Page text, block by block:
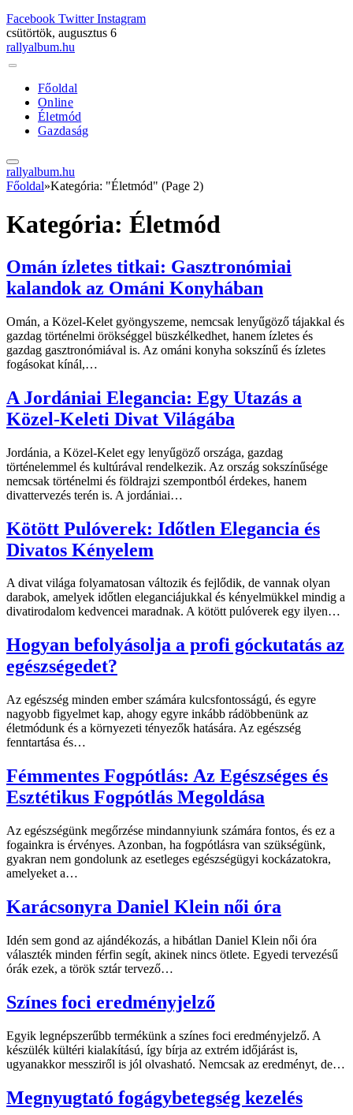
Facebook Twitter Instagram
csütörtök, augusztus 6
rallyalbum.hu
Főoldal
Online
Életmód
Gazdaság
rallyalbum.hu
Főoldal»Kategória: "Életmód" (Page 2)
Kategória: Életmód
Omán ízletes titkai: Gasztronómiai
kalandok az Ománi Konyhában
Omán, a Közel-Kelet gyöngyszeme, nemcsak lenyűgöző tájakkal és
gazdag történelmi örökséggel büszkélkedhet, hanem ízletes és
gazdag gasztronómiával is. Az ománi konyha sokszínű és ízletes
fogásokat kínál,…
A Jordániai Elegancia: Egy Utazás a
Közel-Keleti Divat Világába
Jordánia, a Közel-Kelet egy lenyűgöző országa, gazdag
történelemmel és kultúrával rendelkezik. Az ország sokszínűsége
nemcsak történelmi és földrajzi szempontból érdekes, hanem
divattervezés terén is. A jordániai…
Kötött Pulóverek: Időtlen Elegancia és
Divatos Kényelem
A divat világa folyamatosan változik és fejlődik, de vannak olyan
darabok, amelyek időtlen eleganciájukkal és kényelmükkel mindig a
divatirodalom kedvencei maradnak. A kötött pulóverek egy ilyen…
Hogyan befolyásolja a profi góckutatás az
egészségedet?
Az egészség minden ember számára kulcsfontosságú, és egyre
nagyobb figyelmet kap, ahogy egyre inkább rádöbbenünk az
életmódunk és a környezeti tényezők hatására. Az egészség
fenntartása és…
Fémmentes Fogpótlás: Az Egészséges és
Esztétikus Fogpótlás Megoldása
Az egészségünk megőrzése mindannyiunk számára fontos, és ez a
fogainkra is érvényes. Azonban, ha fogpótlásra van szükségünk,
gyakran nem gondolunk az esetleges egészségügyi kockázatokra,
amelyeket a…
Karácsonyra Daniel Klein női óra
Idén sem gond az ajándékozás, a hibátlan Daniel Klein női óra
választék minden férfin segít, akinek nincs ötlete. Egyedi tervezésű
órák ezek, a török sztár tervező…
Színes foci eredményjelző
Egyik legnépszerűbb termékünk a színes foci eredményjelző. A
készülék kültéri kialakítású, így bírja az extrém időjárást is,
ugyanakkor messziről is jól olvasható. Nemcsak az eredményt, de…
Megnyugtató fogágybetegség kezelés